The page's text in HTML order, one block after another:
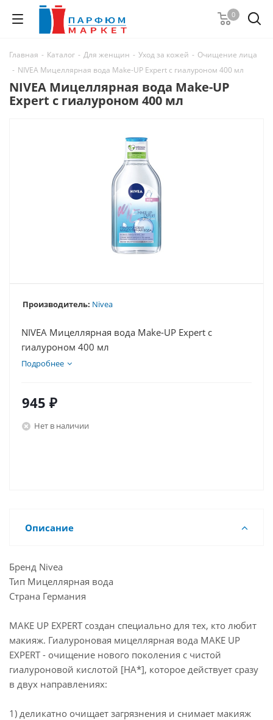
0
Главная - Каталог - Для женщин - Уход за кожей - Очищение лица
- NIVEA Мицеллярная вода Make-UP Expert с гиалуроном 400 мл
NIVEA Мицеллярная вода Make-UP
Expert с гиалуроном 400 мл
Производитель: Nivea
NIVEA Мицеллярная вода Make-UP Expert с
гиалуроном 400 мл
Подробнее
945 ₽
Нет в наличии
Описание
Бренд Nivea
Тип Мицеллярная вода
Страна Германия
MAKE UP EXPERT создан специально для тех, кто любит
макияж. Гиалуроновая мицеллярная вода MAKE UP
EXPERT - очищение нового поколения с чистой
гиалуроновой кислотой [HA*], которое действует сразу
в двух направлениях:
1) деликатно очищает загрязнения и снимает макияж